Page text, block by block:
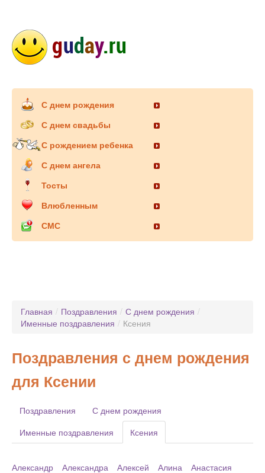
С днем рождения
С днем свадьбы
С рождением ребенка
С днем ангела
Тосты
Влюбленным
СМС
Главная / Поздравления / С днем рождения /
Именные поздравления / Ксения
Поздравления с днем рождения
для Ксении
Поздравления
С днем рождения
Именные поздравления
Ксения
Александр Александра Алексей Алина
Анастасия